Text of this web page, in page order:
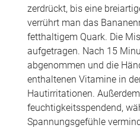
zerdrückt, bis eine
verrührt man das
fetthaltigem Quark. Die
aufgetragen. Nach 15
abgenommen und die
enthaltenen Vitamine in
Hautirritationen.
feuchtigkeitsspendend,
Spannungsgefühle